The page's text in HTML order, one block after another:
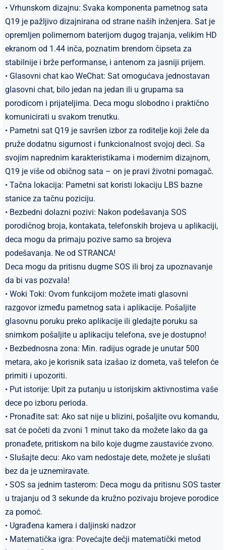
• Vrhunskom dizajnu: Svaka komponenta pametnog sata
Q19 je pažljivo dizajnirana od strane naših inženjera. Sat je
opremljen polimernom baterijom dugog trajanja, velikim HD
ekranom od 1.44 inča, poznatim brendom čipseta za
stabilnije i brže performanse, i antenom za jasniji prijem.
• Glasovni chat kao WeChat: Sat omogućava jednostavan
glasovni chat, bilo jedan na jedan ili u grupama sa
porodicom i prijateljima. Deca mogu slobodno i praktično
komunicirati u svakom trenutku.
• Pametni sat Q19 je savršen izbor za roditelje koji žele da
pruže dodatnu sigurnost i funkcionalnost svojoj deci. Sa
svojim naprednim karakteristikama i modernim dizajnom,
Q19 je više od običnog sata – on je pravi životni pomagač.
• Tačna lokacija: Pametni sat koristi lokaciju LBS bazne
stanice za tačnu poziciju.
• Bezbedni dolazni pozivi: Nakon podešavanja SOS
porodičnog broja, kontakata, telefonskih brojeva u aplikaciji,
deca mogu da primaju pozive samo sa brojeva
podešavanja. Ne od STRANCA!
Deca mogu da pritisnu dugme SOS ili broj za upoznavanje
da bi vas pozvala!
• Woki Toki: Ovom funkcijom možete imati glasovni
razgovor između pametnog sata i aplikacije. Pošaljite
glasovnu poruku preko aplikacije ili gledajte poruku sa
snimkom pošaljite u aplikaciju telefona, sve je dostupno!
• Bezbednosna zona: Min. radijus ograde je unutar 500
metara, ako je korisnik sata izašao iz dometa, vaš telefon će
primiti i upozoriti.
• Put istorije: Upit za putanju u istorijskim aktivnostima vaše
dece po izboru perioda.
• Pronađite sat: Ako sat nije u blizini, pošaljite ovu komandu,
sat će početi da zvoni 1 minut tako da možete lako da ga
pronađete, pritiskom na bilo koje dugme zaustaviće zvono.
• Slušajte decu: Ako vam nedostaje dete, možete je slušati
bez da je uznemiravate.
• SOS sa jednim tasterom: Deca mogu da pritisnu SOS taster
u trajanju od 3 sekunde da kružno pozivaju brojeve porodice
za pomoć.
• Ugrađena kamera i daljinski nadzor
• Matematička igra: Povećajte dečji matematički metod